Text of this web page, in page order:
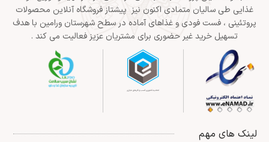
غذایی طی سالیان متمادی اکنون نیز پیشتاز فروشگاه آنلاین محصولات
پروتئینی ، فست فودی و غذاهای آماده در سطح شهرستان ورامین با هدف
تسهیل خرید غیر حضوری برای مشتریان عزیز فعالیت می کند .
لینک های مهم